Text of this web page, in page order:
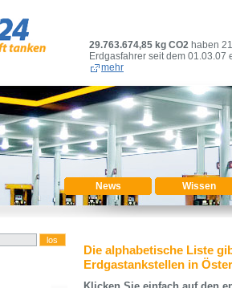
29.763.674,90 kg CO2 haben
Erdgasfahrer seit dem 01.03.07
mehr
News Wissen
Die alphabetische Liste
Erdgastankstellen in